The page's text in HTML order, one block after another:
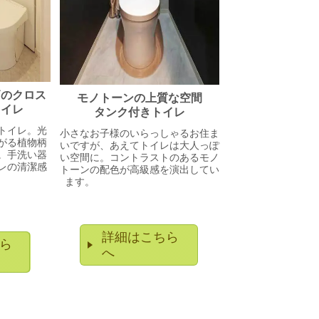
クロス
レ
イレ。光
る植物柄
手洗い器
の清潔感
モノトーンの上質な空間
タンク付きトイレ
小さなお子様のいらっしゃるお住ま
いですが、あえてトイレは大人っぽ
い空間に。コントラストのあるモノ
トーンの配色が高級感を演出してい
ます。
詳細はこちら
へ